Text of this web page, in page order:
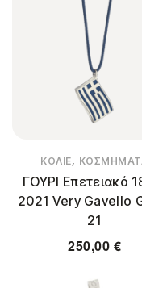
ΚΟΛΙΈ,
ΓΟΥΡΙ Επετειακό
2021 Very Gavello
21
250,00 €